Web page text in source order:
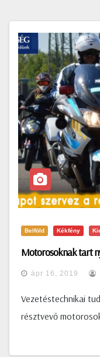
Belföld Kékfény
Motorosoknak tart
ápr 16, 2019
Vezetéstechnikai
résztvevő